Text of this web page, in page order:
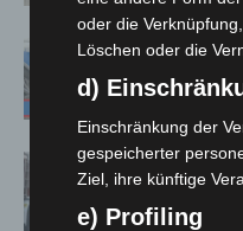
Mann
A7 –
Celle:
auf
oder die
Löschen oder die
d)
Einschränkung der
gespeicherter
Ziel, ihre künftige
e) Profiling